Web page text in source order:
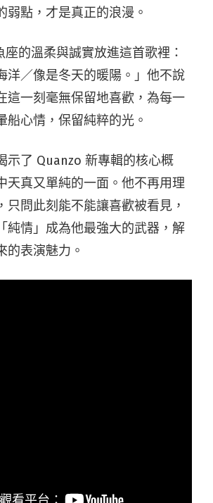
弱點，才是真正的浪漫。
的溫柔與誠實放進這首歌裡：
洋／像是冬天的暖陽。」他不說
這一刻毫無保留地喜歡，為每一
船心情，保留純粹的光。
示了 Quanzo 新專輯的核心概
天真又單純的一面。他不再用理
只問此刻能不能讓喜歡被看見，
純情」成為他最強大的武器，解
的表演魅力。